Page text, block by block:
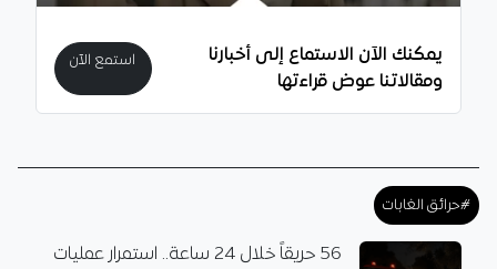
يمكنك الآن الاستماع إلى أخبارنا
ومقالاتنا عوض قراءتها
استمع الآن
#حرائق الغابات
56 حريقاً خلال 24 ساعة.. استمرار عمليات